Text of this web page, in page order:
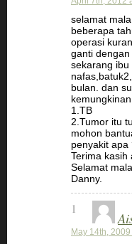
selamat
beberapa
operasi
ganti
sekarang
bulan. dan
1.TB
2.Tumor itu
mohon
penyakit apa
Terima kasih
Selamat
Danny.
1
May 14th,